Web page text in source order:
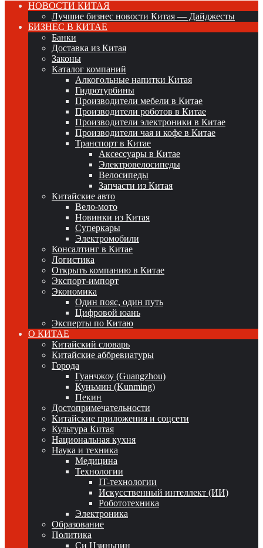
НОВОСТИ КИТАЯ
Лучшие бизнес новости Китая — Дайджесты
БИЗНЕС В КИТАЕ
Банки
Доставка из Китая
Законы
Каталог компаний
Алкогольные напитки Китая
Гидротурбины
Производители мебели в Китае
Производители роботов в Китае
Производители электроники в Китае
Производители чая и кофе в Китае
Транспорт в Китае
Аксессуары в Китае
Электровелосипеды
Велосипеды
Запчасти из Китая
Китайские авто
Вело-мото
Новинки из Китая
Суперкары
Электромобили
Консалтинг в Китае
Логистика
Открыть компанию в Китае
Экспорт-импорт
Экономика
Один пояс, один путь
Цифровой юань
Эксперты по Китаю
О КИТАЕ
Китайский словарь
Китайские аббревиатуры
Города
Гуанчжоу (Guangzhou)
Куньмин (Kunming)
Пекин
Достопримечательности
Китайские приложения и соцсети
Культура Китая
Национальная кухня
Наука и техника
Медицина
Технологии
IT-технологии
Искусственный интеллект (ИИ)
Робототехника
Электроника
Образование
Политика
Си Цзиньпин